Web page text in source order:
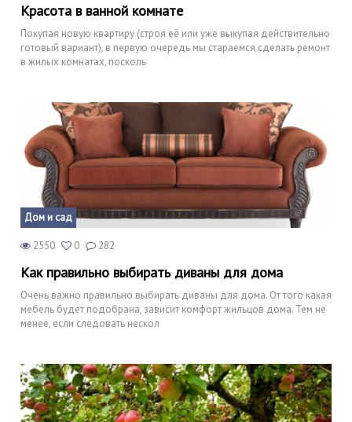
Красота в ванной комнате
Покупая новую квартиру (строя её или уже выкупая действительно
готовый вариант), в первую очередь мы стараемся сделать ремонт
в жилых комнатах, посколь
Дом и сад
2550 0 282
Как правильно выбирать диваны для дома
Очень важно правильно выбирать диваны для дома. От того какая
мебель будет подобрана, зависит комфорт жильцов дома. Тем не
менее, если следовать нескол